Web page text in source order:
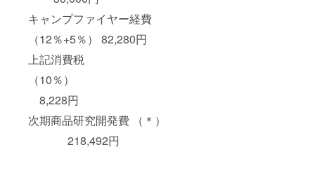
キャンプファイヤー経費
（12％+5％） 82,280円
上記消費税
（10％）
8,228円
次期商品研究開発費 （＊）
218,492円